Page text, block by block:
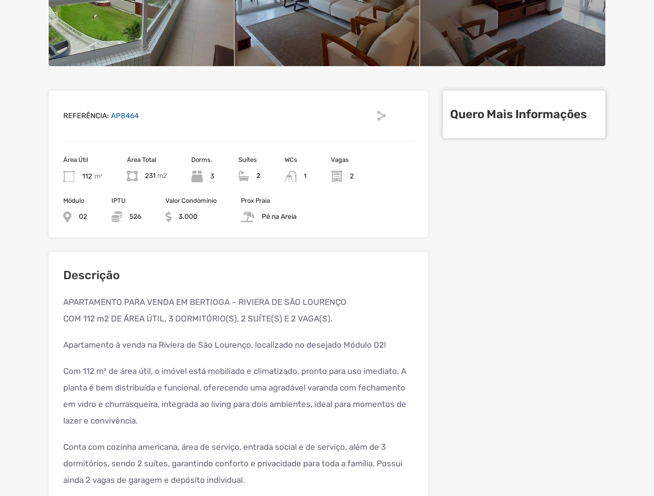
REFERÊNCIA: AP8464
Dorms.
3
WCs
1
Vagas
2
Área Útil
112 m²
Área Total
231
Suítes
2
Módulo
02
IPTU
526
Valor Condomínio
3.000
Prox Praia
Pé na Areia
Descrição
APARTAMENTO PARA VENDA EM BERTIOGA – RIVIERA DE SÃO LOURENÇO
COM 112 m2 DE ÁREA ÚTIL, 3 DORMITÓRIO(S), 2 SUÍTE(S) E 2 VAGA(S).
Apartamento à venda na Riviera de São Lourenço, localizado no desejado Módulo 02!
Com 112 m² de área útil, o imóvel está mobiliado e climatizado, pronto para uso imediato. A
planta é bem distribuída e funcional, oferecendo uma agradável varanda com fechamento
em vidro e churrasqueira, integrada ao living para dois ambientes, ideal para momentos de
lazer e convivência.
Conta com cozinha americana, área de serviço, entrada social e de serviço, além de 3
dormitórios, sendo 2 suítes, garantindo conforto e privacidade para toda a família. Possui
ainda 2 vagas de garagem e depósito individual.
Quero Mais Informações